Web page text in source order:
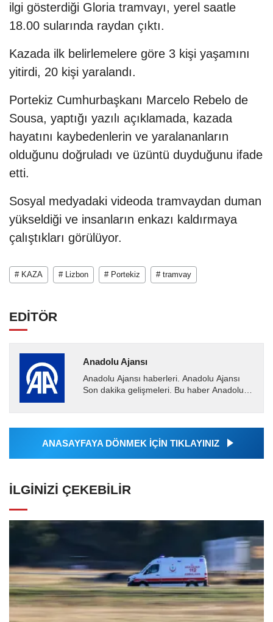
ilgi gösterdiği Gloria tramvayı, yerel saatle
18.00 sularında raydan çıktı.
Kazada ilk belirlemelere göre 3 kişi yaşamını
yitirdi, 20 kişi yaralandı.
Portekiz Cumhurbaşkanı Marcelo Rebelo de
Sousa, yaptığı yazılı açıklamada, kazada
hayatını kaybedenlerin ve yaralananların
olduğunu doğruladı ve üzüntü duyduğunu ifade
etti.
Sosyal medyadaki videoda tramvaydan duman
yükseldiği ve insanların enkazı kaldırmaya
çalıştıkları görülüyor.
# KAZA # Lizbon # Portekiz # tramvay
EDİTÖR
Anadolu Ajansı
Anadolu Ajansı haberleri. Anadolu Ajansı
Son dakika gelişmeleri. Bu haber Anadolu
Ajansı tarafından...
ANASAYFAYA DÖNMEK İÇİN TIKLAYINIZ
İLGINIZI ÇEKEBILIR